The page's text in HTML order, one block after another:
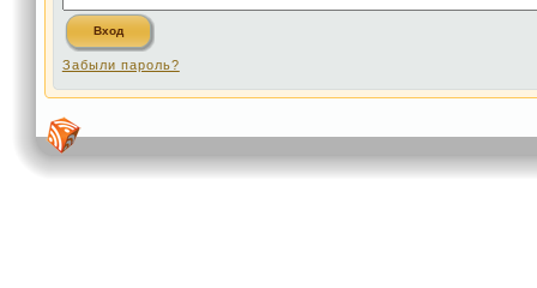
Забыли пароль?